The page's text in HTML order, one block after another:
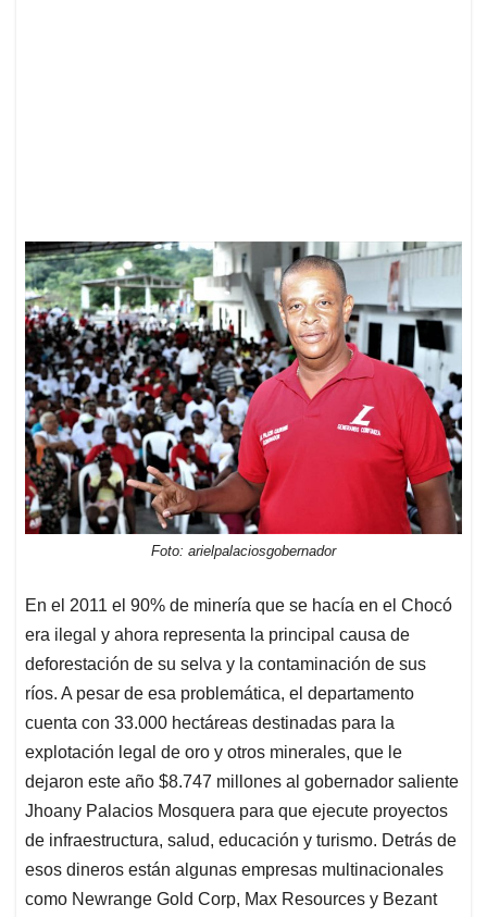
Foto: arielpalaciosgobernador
En el 2011 el 90% de minería que se hacía en el Chocó
era ilegal y ahora representa la principal causa de
deforestación de su selva y la contaminación de sus
ríos. A pesar de esa problemática, el departamento
cuenta con 33.000 hectáreas destinadas para la
explotación legal de oro y otros minerales, que le
dejaron este año $8.747 millones al gobernador saliente
Jhoany Palacios Mosquera para que ejecute proyectos
de infraestructura, salud, educación y turismo. Detrás de
esos dineros están algunas empresas multinacionales
como Newrange Gold Corp, Max Resources y Bezant